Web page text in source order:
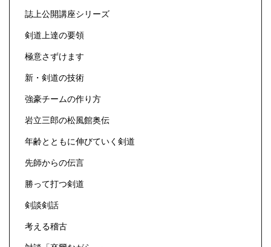
誌上公開講座シリーズ
剣道上達の要領
極意さずけます
新・剣道の技術
強豪チームの作り方
岩立三郎の松風館奥伝
年齢とともに伸びていく剣道
先師からの伝言
勝って打つ剣道
剣談剣話
考える稽古